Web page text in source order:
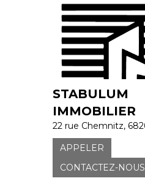
STABULUM
IMMOBILIER
22 rue Chemnitz,
APPELER
CONTACTEZ-NOUS